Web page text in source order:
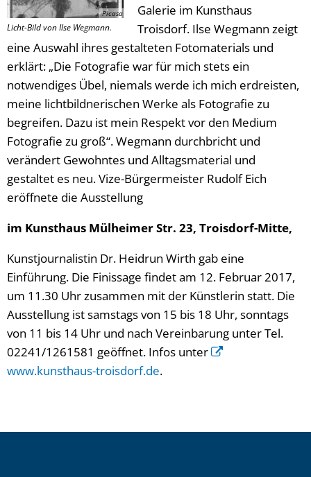
Picasa
Licht-Bild von Ilse Wegmann.
Galerie im Kunsthaus
Troisdorf. Ilse Wegmann zeigt
eine Auswahl ihres gestalteten Fotomaterials und
erklärt: „Die Fotografie war für mich stets ein
notwendiges Übel, niemals werde ich mich erdreisten,
meine lichtbildnerischen Werke als Fotografie zu
begreifen. Dazu ist mein Respekt vor den Medium
Fotografie zu groß“. Wegmann durchbricht und
verändert Gewohntes und Alltagsmaterial und
gestaltet es neu. Vize-Bürgermeister Rudolf Eich
eröffnete die Ausstellung
im Kunsthaus Mülheimer Str. 23, Troisdorf-Mitte,
Kunstjournalistin Dr. Heidrun Wirth gab eine
Einführung. Die Finissage findet am 12. Februar 2017,
um 11.30 Uhr zusammen mit der Künstlerin statt. Die
Ausstellung ist samstags von 15 bis 18 Uhr, sonntags
von 11 bis 14 Uhr und nach Vereinbarung unter Tel.
02241/1261581 geöffnet. Infos unter
www.kunsthaus-troisdorf.de.